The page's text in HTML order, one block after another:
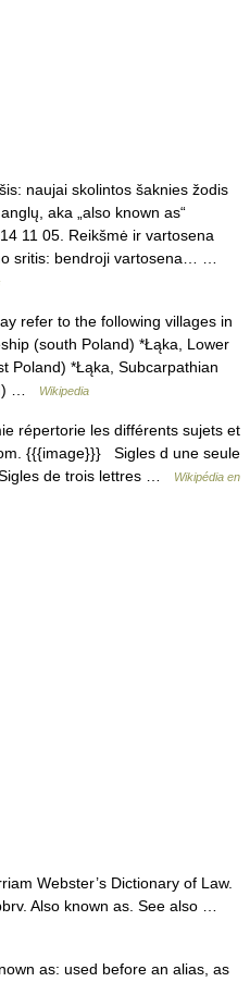
naujai skolintos šaknies žodis
aka „also known as“
11 05. Reikšmė ir vartosena
sritis: bendroji vartosena… …
refer to the following villages in
(south Poland) *Łąka, Lower
Poland) *Łąka, Subcarpathian
…
Wikipedia
répertorie les différents sujets et
{{{image}}} Sigles d une seule
de trois lettres …
Wikipédia en
Webster’s Dictionary of Law.
Also known as. See also …
as: used before an alias, as